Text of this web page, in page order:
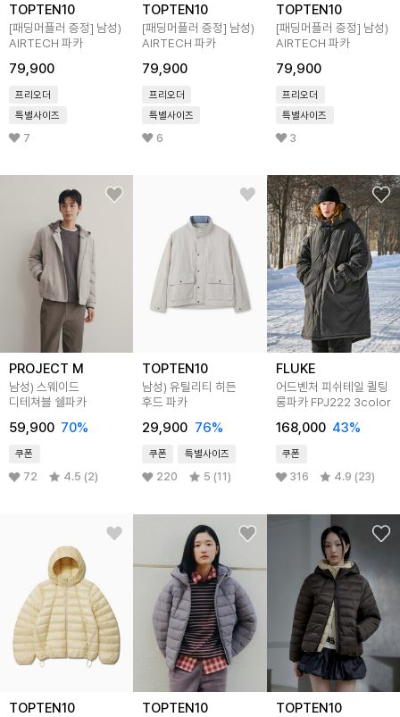
TOPTEN10
[패딩머플러 증정] 남성)
AIRTECH 파카
79,900
프리오더
특별사이즈
7
TOPTEN10
[패딩머플러 증정] 남성)
AIRTECH 파카
79,900
프리오더
특별사이즈
6
TOPTEN10
[패딩머플러 증정] 남성)
AIRTECH 파카
79,900
프리오더
특별사이즈
3
PROJECT M
남성) 스웨이드
디테쳐블 쉘파카
59,900 70%
쿠폰
72 4.5 (2)
TOPTEN10
남성) 유틸리티 히든
후드 파카
29,900 76%
쿠폰 특별사이즈
220 5 (11)
FLUKE
어드벤처 피쉬테일 퀼팅
롱파카 FPJ222 3color
168,000 43%
쿠폰
316 4.9 (23)
TOPTEN10 TOPTEN10 TOPTEN10